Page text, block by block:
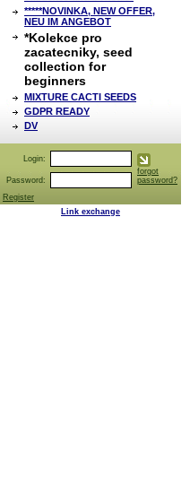
*****NOVINKA, NEW OFFER,
NEU IM ANGEBOT
*Kolekce pro
zacatecniky, seed
collection for
beginners
MIXTURE CACTI SEEDS
GDPR READY
DV
Login:
Password:
forgot
password?
Register
Link exchange